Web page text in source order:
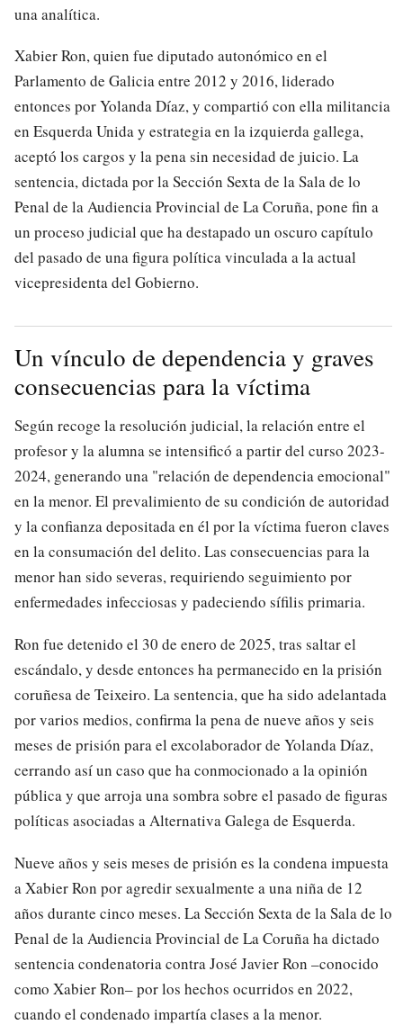
una analítica.
Xabier Ron, quien fue diputado autonómico en el
Parlamento de Galicia entre 2012 y 2016, liderado
entonces por Yolanda Díaz, y compartió con ella militancia
en Esquerda Unida y estrategia en la izquierda gallega,
aceptó los cargos y la pena sin necesidad de juicio. La
sentencia, dictada por la Sección Sexta de la Sala de lo
Penal de la Audiencia Provincial de La Coruña, pone fin a
un proceso judicial que ha destapado un oscuro capítulo
del pasado de una figura política vinculada a la actual
vicepresidenta del Gobierno.
Un vínculo de dependencia y graves
consecuencias para la víctima
Según recoge la resolución judicial, la relación entre el
profesor y la alumna se intensificó a partir del curso 2023-
2024, generando una "relación de dependencia emocional"
en la menor. El prevalimiento de su condición de autoridad
y la confianza depositada en él por la víctima fueron claves
en la consumación del delito. Las consecuencias para la
menor han sido severas, requiriendo seguimiento por
enfermedades infecciosas y padeciendo sífilis primaria.
Ron fue detenido el 30 de enero de 2025, tras saltar el
escándalo, y desde entonces ha permanecido en la prisión
coruñesa de Teixeiro. La sentencia, que ha sido adelantada
por varios medios, confirma la pena de nueve años y seis
meses de prisión para el excolaborador de Yolanda Díaz,
cerrando así un caso que ha conmocionado a la opinión
pública y que arroja una sombra sobre el pasado de figuras
políticas asociadas a Alternativa Galega de Esquerda.
Nueve años y seis meses de prisión es la condena impuesta
a Xabier Ron por agredir sexualmente a una niña de 12
años durante cinco meses. La Sección Sexta de la Sala de lo
Penal de la Audiencia Provincial de La Coruña ha dictado
sentencia condenatoria contra José Javier Ron –conocido
como Xabier Ron– por los hechos ocurridos en 2022,
cuando el condenado impartía clases a la menor.